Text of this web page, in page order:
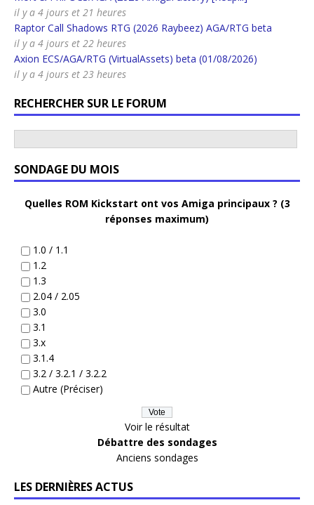
il y a 4 jours et 21 heures
Raptor Call Shadows RTG (2026 Raybeez) AGA/RTG beta
il y a 4 jours et 22 heures
Axion ECS/AGA/RTG (VirtualAssets) beta (01/08/2026)
il y a 4 jours et 23 heures
RECHERCHER SUR LE FORUM
SONDAGE DU MOIS
Quelles ROM Kickstart ont vos Amiga principaux ? (3
réponses maximum)
1.0 / 1.1
1.2
1.3
2.04 / 2.05
3.0
3.1
3.x
3.1.4
3.2 / 3.2.1 / 3.2.2
Autre (Préciser)
Voir le résultat
Débattre des sondages
Anciens sondages
LES DERNIÈRES ACTUS